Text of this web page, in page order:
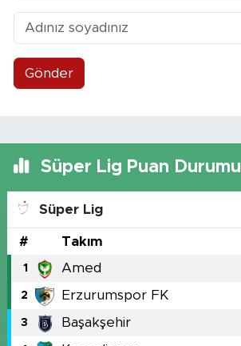
Gönder
Süper Lig Puan Durumu
Süper Lig
# Takım
1 Amed
2 Erzurumspor FK
3 Başakşehir